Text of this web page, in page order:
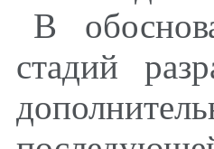
В
стадий